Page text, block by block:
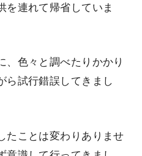
を連れて帰省していま
、色々と調べたりかかり
ら試行錯誤してきまし
たことは変わりありませ